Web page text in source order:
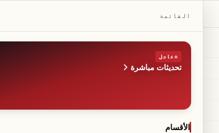
القائمة
عاجل
تحديثات مباشرة
الأقسام